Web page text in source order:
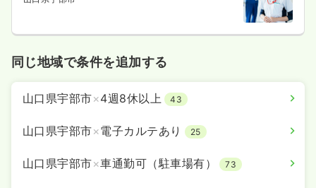
同じ地域で条件を追加する
山口県宇部市×4週8休以上 43
山口県宇部市×電子カルテあり 25
山口県宇部市×車通勤可（駐車場有） 73